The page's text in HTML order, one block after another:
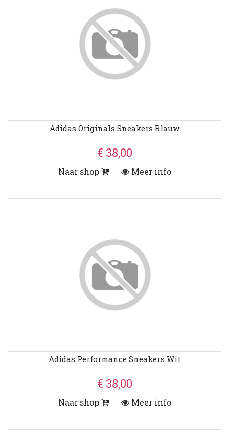
Adidas Originals Sneakers Blauw
€ 38,00
Naar shop Meer info
Adidas Performance Sneakers Wit
€ 38,00
Naar shop Meer info